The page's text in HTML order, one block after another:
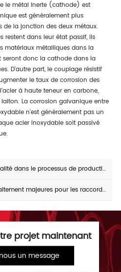
le métal inerte (cathode) est
est généralement plus
de la jonction des deux métaux.
restent dans leur état passif, ils
matériaux métalliques dans la
seront donc la cathode dans la
D'autre part, le couplage résistif
le taux de corrosion des
à haute teneur en carbone,
La corrosion galvanique entre
n'est généralement pas un
acier inoxydable soit passivé
de tuyaux en acier sans soudure-défauts de qualité des tuyaux de laminage et leur prévention
pour les raccords de tuyauterie en acier inoxydable
projet maintenant
un message